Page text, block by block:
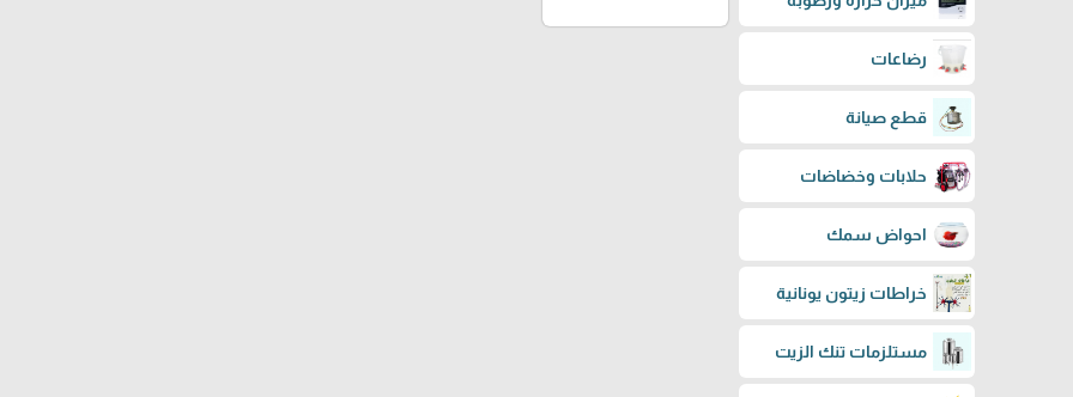
رضاعات
قطع صيانة
حلابات وخضاضات
احواض سمك
خراطات زيتون يونانية
مستلزمات تنك الزيت